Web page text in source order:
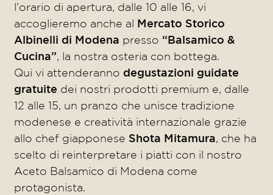
l’orario di apertura, dalle 10 alle 16, vi
accoglieremo anche al Mercato Storico
Albinelli di Modena presso “Balsamico &
Cucina”, la nostra osteria con bottega.
Qui vi attenderanno degustazioni guidate
gratuite dei nostri prodotti premium e, dalle
12 alle 15, un pranzo che unisce tradizione
modenese e creatività internazionale grazie
allo chef giapponese Shota Mitamura, che ha
scelto di reinterpretare i piatti con il nostro
Aceto Balsamico di Modena come
protagonista.